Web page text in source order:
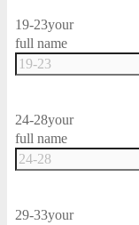
19-23your
full name
24-28your
full name
29-33your